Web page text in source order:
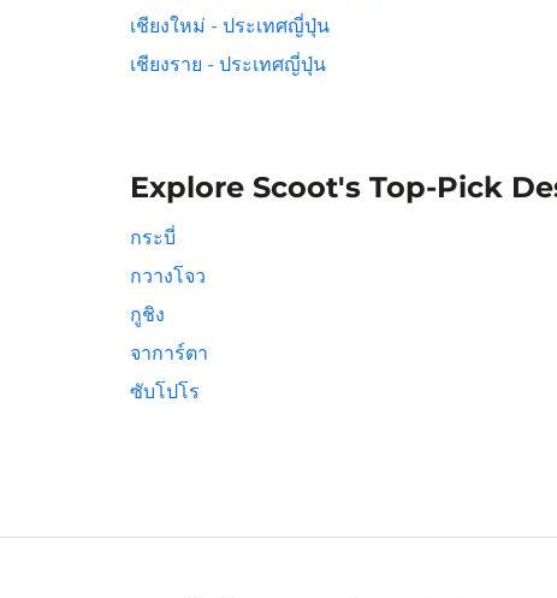
เชียงใหม่ - ประเทศญี่ปุ่น
เชียงราย - ประเทศญี่ปุ่น
Explore Scoot's Top-Pick
กระบี่
กวางโจว
กูชิง
จาการ์ตา
ซับโปโร